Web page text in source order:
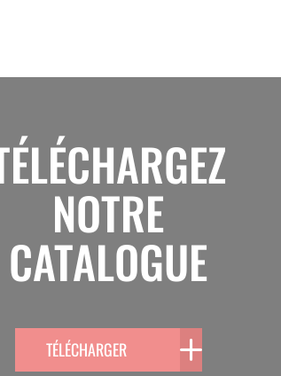
ses
en
NOTRE
CATALOGUE
TÉLÉCHARGER